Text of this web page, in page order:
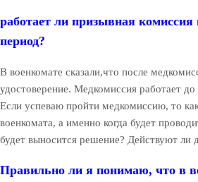
работает ли призывная
период?
В военкомате сказали,что после
удостоверение. Медкомиссия работает до
Если успеваю пройти медкомиссию, то
военкомата, а именно когда будет
будет выносится решение? Действуют ли
Правильно ли я понимаю, что в